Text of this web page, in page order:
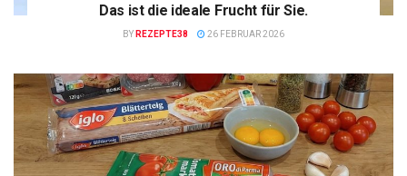
Das ist die ideale Frucht für Sie.
BY REZEPTE38 26 FEBRUAR 2026